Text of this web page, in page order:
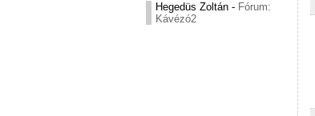
Hegedüs Zoltán - Fórum:
Kávézó2